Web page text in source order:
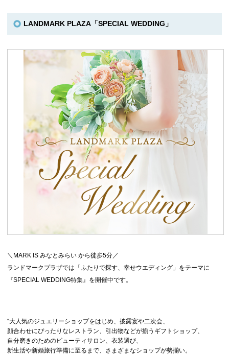
LANDMARK PLAZA「SPECIAL WEDDING」
＼MARK IS みなとみらい から徒歩5分／
ランドマークプラザでは「ふたりで探す、幸せウエディング」をテーマに
『SPECIAL WEDDING特集』を開催中です。
“大人気のジュエリーショップをはじめ、披露宴や二次会、
顔合わせにぴったりなレストラン、引出物などが揃うギフトショップ、
自分磨きのためのビューティサロン、衣装選び、
新生活や新婚旅行準備に至るまで、さまざまなショップが勢揃い。